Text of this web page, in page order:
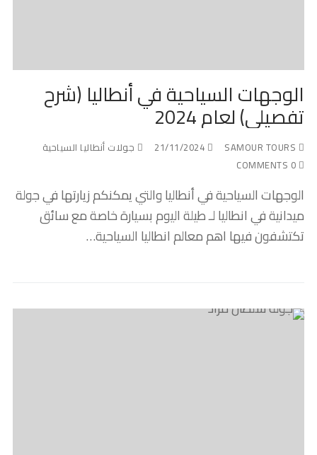
الوجهات السياحية في أنطاليا (شرح
تفصيلي) لعام 2024
21/11/2024
جولات أنطاليا السياحية
الوجهات السياحية في أنطاليا والتي يمكنكم زيارتها في جولة
ميدانية في انطاليا لـ طيلة اليوم بسيارة خاصة مع سائق
تكتشفون فيها اهم معالم انطاليا السياحية…